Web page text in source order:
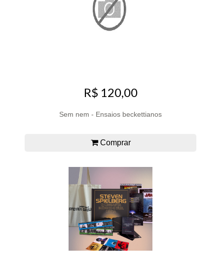
R$ 120,00
Sem nem - Ensaios beckettianos
Comprar